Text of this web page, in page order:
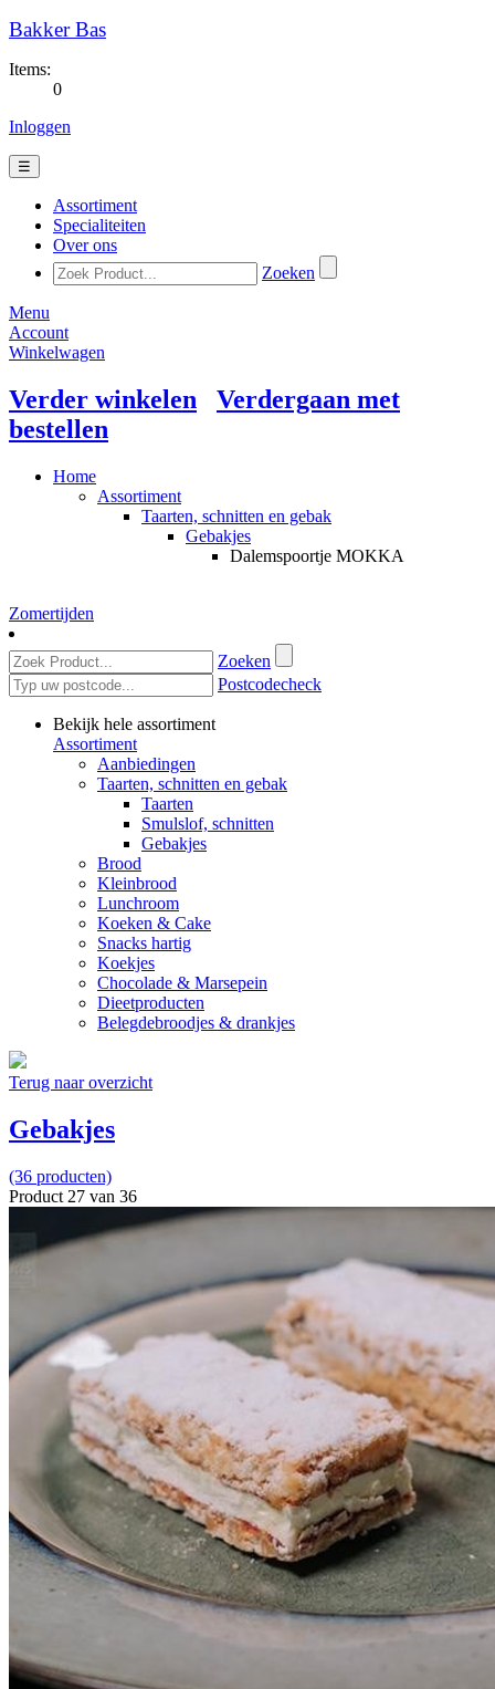
Bakker Bas
Items:
0
Inloggen
☰
Assortiment
Specialiteiten
Over ons
Zoeken
Menu
Account
Winkelwagen
Verder winkelen
Verdergaan met
bestellen
Home
Assortiment
Taarten, schnitten en gebak
Gebakjes
Dalemspoortje MOKKA
Zomertijden
Zoeken
Postcodecheck
Bekijk hele assortiment
Assortiment
Aanbiedingen
Taarten, schnitten en gebak
Taarten
Smulslof, schnitten
Gebakjes
Brood
Kleinbrood
Lunchroom
Koeken & Cake
Snacks hartig
Koekjes
Chocolade & Marsepein
Dieetproducten
Belegdebroodjes & drankjes
Terug naar overzicht
Gebakjes
(36 producten)
Product 27 van 36